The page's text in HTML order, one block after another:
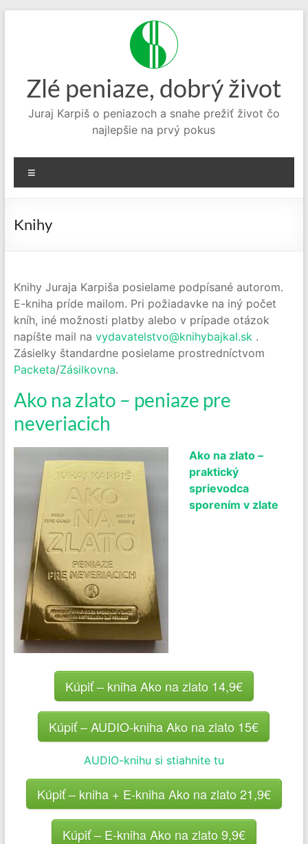
Zlé peniaze, dobrý život
Juraj Karpiš o peniazoch a snahe prežiť život čo
najlepšie na prvý pokus
Knihy
Knihy Juraja Karpiša posielame podpísané autorom.
E-kniha príde mailom. Pri požiadavke na iný počet
kníh, iné možnosti platby alebo v prípade otázok
napíšte mail na vydavatelstvo@knihybajkal.sk.
Zásielky štandardne posielame prostredníctvom
Packeta/Zásilkovna.
Ako na zlato – peniaze pre
neveriacich
Ako na zlato –
praktický
sprievodca
sporením v zlate
Kúpiť – kniha Ako na zlato 14,9€
Kúpiť – AUDIO-kniha Ako na zlato 15€
AUDIO-knihu si stiahnite tu
Kúpiť – kniha + E-kniha Ako na zlato 21,9€
Kúpiť – E-kniha Ako na zlato 9,9€